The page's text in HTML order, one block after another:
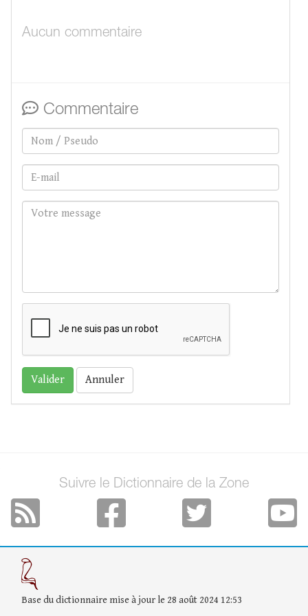
Aucun commentaire
Commentaire
Annuler
Suivre le Dictionnaire de la Zone
Base du dictionnaire mise à jour le 28 août 2024 12:53